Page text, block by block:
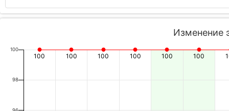
Изменение
100 100 100 100 100 100
98
100